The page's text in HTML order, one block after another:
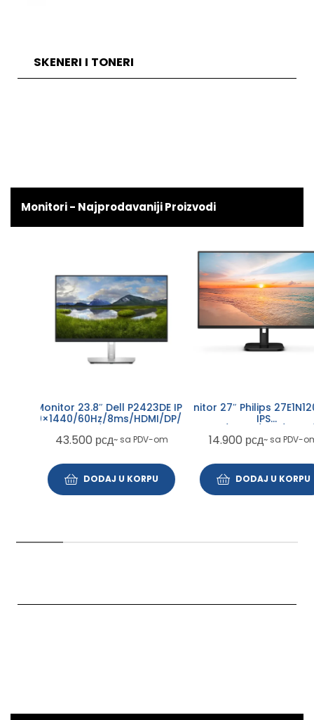
SKENERI I TONERI
Monitori - Najprodavaniji Proizvodi
Monitor 23.8″ Dell P2423DE IPS
60Hz/8ms/HDMI/DP/USB-
43.500рсд~ sa PDV-om
DODAJ U KORPU
Monitor 27″ Philips 27E1N1200A/
14.900рсд~ sa PDV-om
DODAJ U KORPU